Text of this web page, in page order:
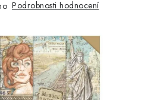
Podrobnosti hodnocení